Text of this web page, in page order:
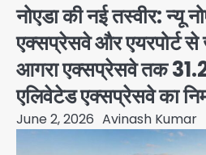
नोएडा की नई तस्वीर: न्यू
एक्सप्रेसवे और एयरपोर्ट
आगरा एक्सप्रेसवे तक
एलिवेटेड एक्सप्रेसवे का
June 2, 2026 Avinash Kumar